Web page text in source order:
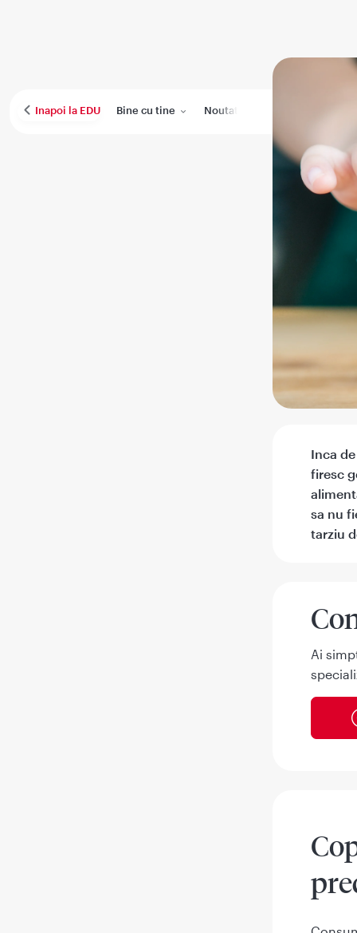
Inapoi la EDU Bine cu tine Noutati
Inca
firesc
sa nu
tarziu
Ai